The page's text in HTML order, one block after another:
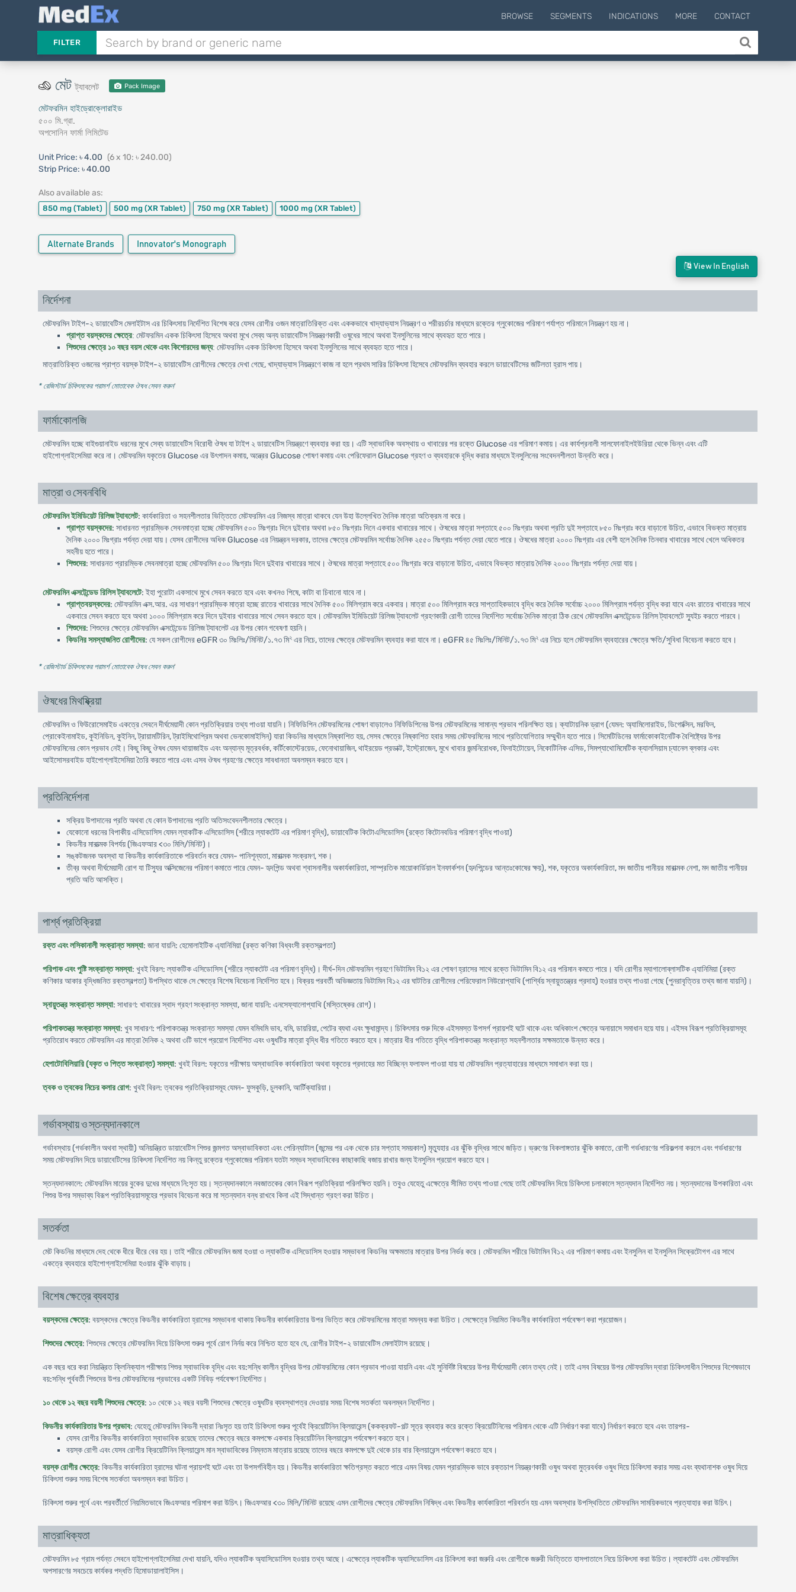
BROWSE SEGMENTS INDICATIONS MORE CONTACT
FILTER
মেটট্যাবলেট Pack Image
মেটফরমিন হাইড্রোক্লোরাইড
৫০০ মি.গ্রা.
অপসোনিন ফার্মা লিমিটেড
Unit Price: ৳ 4.00 (6 x 10: ৳ 240.00)
Strip Price: ৳ 40.00
Also available as:
850 mg (Tablet) 500 mg (XR Tablet) 750 mg (XR Tablet) 1000 mg (XR Tablet)
Alternate Brands Innovator's Monograph
View In English
নির্দেশনা
মেটফরমিন টাইপ-২ ডায়াবেটিস মেলাইটাস এর চিকিৎসায় নির্দেশিত বিশেষ করে যেসব রোগীর ওজন মাত্রাতিরিক্ত এবং এককভাবে খাদ্যাভ্যাস নিয়ন্ত্রণ ও শরীরচর্চার মাধ্যমে রক্তের গ্লুকোজের পরিমাণ পর্যাপ্ত পরিমানে নিয়ন্ত্রণ হয় না।
প্রাপ্ত বয়স্কদের ক্ষেত্রে: মেটফরমিনএকক চিকিৎসা হিসেবে অথবা মুখে সেব্য অন্য ডায়াবেটিস নিয়ন্ত্রণকারী ওষুধের সাথে অথবা ইনসুলিনের সাথে ব্যবহৃত হতে পারে।
শিশুদের ক্ষেত্রে ১০ বছর বয়স থেকে এবং কিশোরদের জন্য: মেটফরমিনএকক চিকিৎসা হিসেবে অথবা ইনসুলিনের সাথে ব্যবহৃত হতে পারে।
মাত্রাতিরিক্তওজনের প্রাপ্ত বয়স্ক টাইপ-২ ডায়াবেটিস রোগীদের ক্ষেত্রে দেখা গেছে, খাদ্যাভ্যাস নিয়ন্ত্রণে কাজ না হলে প্রথম সারির চিকিৎসা হিসেবে মেটফরমিন ব্যবহার করলে ডায়াবেটিসের জটিলতা হ্রাস পায়।
* রেজিস্টার্ড চিকিৎসকের পরামর্শ মোতাবেক ঔষধ সেবন করুন'
ফার্মাকোলজি
মেটফরমিন হচ্ছে বাইগুয়ানাইড ধরনের মুখে সেব্য ডায়াবেটিস বিরোধী ঔষধ যা টাইপ ২ ডায়াবেটিস নিয়ন্ত্রণে ব্যবহার করা হয়। এটি স্বাভাবিক অবস্থায় ও খাবারের পর রক্তে Glucose এর পরিমাণ কমায়। এর কার্যপ্রনালী সালফোনাইলইউরিয়া থেকে ভিন্ন এবং এটি
হাইপোগ্লাইসেমিয়া করে না। মেটফরমিন যকৃতের Glucose এর উৎপাদন কমায়, অন্ত্রের Glucose শোষণ কমায় এবং পেরিফেরাল Glucose গ্রহণ ও ব্যবহারকে বৃদ্ধি করার মাধ্যমে ইনসুলিনের সংবেদনশীলতা উন্নতি করে।
মাত্রা ও সেবনবিধি
মেটফরমিন ইমিডিয়েট রিলিজ ট্যাবলেট: কার্যকারিতা ও সহনশীলতার ভিত্তিতে মেটফরমিন এর নিজস্ব মাত্রা থাকবে যেন উহা উল্লে­খিত দৈনিক মাত্রা অতিক্রম না করে।
প্রাপ্ত বয়স্কদের: সাধারনত প্রারম্ভিক সেবনমাত্রা হচ্ছে মেটফরমিন ৫০০ মিঃগ্রাঃ দিনে দুইবার অথবা ৮৫০ মিঃগ্রাঃ দিনে একবার খাবারের সাথে। ঔষধের মাত্রা সপ্তাহে ৫০০ মিঃগ্রাঃ অথবা প্রতি দুই সপ্তাহে ৮৫০ মিঃগ্রাঃ করে বাড়ানো উচিত, এভাবে বিভক্ত মাত্রায়
দৈনিক ২০০০ মিঃগ্রাঃ পর্যন্ত দেয়া যায়। যেসব রোগীদের অধিক Glucose এর নিয়ন্ত্রন দরকার, তাদের ক্ষেত্রে মেটফরমিন সর্বোচ্চ দৈনিক ২৫৫০ মিঃগ্রাঃ পর্যন্ত দেয়া যেতে পারে। ঔষধের মাত্রা ২০০০ মিঃগ্রাঃ এর বেশী হলে দৈনিক তিনবার খাবারের সাথে খেলে অধিকতর
সহনীয় হতে পারে।
শিশুদের: সাধারনত প্রারম্ভিক সেবনমাত্রা হচ্ছে মেটফরমিন ৫০০ মিঃগ্রাঃ দিনে দুইবার খাবারের সাথে। ঔষধের মাত্রা সপ্তাহে ৫০০ মিঃগ্রাঃ করে বাড়ানো উচিত, এভাবে বিভক্ত মাত্রায় দৈনিক ২০০০ মিঃগ্রাঃ পর্যন্ত দেয়া যায়।
মেটফরমিন এক্সটেন্ডেড রিলিস ট্যাবলেটে: ইহা পুরোটা একসাথে মুখে সেবন করতে হবে এবং কখনও পিষে, কাটা বা চিবানো যাবে না।
প্রাপ্তবয়স্কদের: মেটফরমিন এক্স.আর. এর সাধারণ প্রারম্ভিক মাত্রা হচ্ছে রাতের খাবারের সাথে দৈনিক ৫০০ মিলিগ্রাম করে একবার। মাত্রা ৫০০ মিলিগ্রাম করে সাপ্তাহিকভাবে বৃদ্ধি করে দৈনিক সর্বোচ্চ ২০০০ মিলিগ্রাম পর্যন্ত বৃদ্ধি করা যাবে এবং রাতের খাবারের সাথে
একবারে সেবন করতে হবে অথবা ১০০০ মিলিগ্রাম করে দিনে দুইবার খাবারের সাথে সেবন করতে হবে। মেটফরমিন ইমিডিয়েট রিলিজ ট্যাবলেট গ্রহণকারী রোগী তাদের নির্দেশিত সর্বোচ্চ দৈনিক মাত্রা ঠিক রেখে মেটফরমিন এক্সটেন্ডেড রিলিস ট্যাবলেটে স্যুইচ করতে পারবে।
শিশুদের: শিশুদের ক্ষেত্রে মেটফরমিন এক্সটেন্ডেড রিলিজ ট্যাবলেট এর উপর কোন গবেষণা হয়নি।
কিডনির সমস্যাজনিত রোগীদের: যে সকল রোগীদের eGFR ৩০ মিঃলিঃ/মিনিট/১.৭৩ মি২এর নিচে, তাদের ক্ষেত্রে মেটফরমিন ব্যবহার করা যাবে না। eGFR ৪৫ মিঃলিঃ/মিনিট/১.৭৩ মি২এর নিচে হলে মেটফরমিন ব্যবহারের ক্ষেত্রে ক্ষতি/সুবিধা বিবেচনা করতে হবে।
* রেজিস্টার্ড চিকিৎসকের পরামর্শ মোতাবেক ঔষধ সেবন করুন'
ঔষধের মিথষ্ক্রিয়া
মেটফরমিন ও ফিউরোসেমাইড একত্রে সেবনে দীর্ঘমেয়াদী কোন প্রতিক্রিয়ার তথ্য পাওয়া যায়নি। নিফিডিপিন মেটফরমিনের শোষণ বাড়ালেও নিফিডিপিনের উপর মেটফরমিনের সামান্য প্রভাব পরিলক্ষিত হয়। ক্যাটায়নিক ড্রাগ (যেমন: অ্যামিলোরাইড, ডিগোক্সিন, মরফিন,
প্রোকেইনামাইড, কুইনিডিন, কুইনিন, ট্রায়ামটিরিন, ট্রাইমিথোপ্রিম অথবা ভেনকোমাইসিন) যারা কিডনির মাধ্যমে নিষ্কাশিত হয়, সেসব ক্ষেত্রে নিষ্কাশিত হবার সময় মেটফরমিনের সাথে প্রতিযোগিতার সম্মুখীন হতে পারে। সিমেটিডিনের ফার্মাকোকাইনেটিক বৈশিষ্ট্যের উপর
মেটফরমিনের কোন প্রভাব নেই। কিছু কিছু ঔষধ যেমন থায়াজাইড এবং অন্যান্য মূত্রবর্ধক, কর্টিকোস্টেরয়েড, ফেনোথায়াজিন, থাইরয়েড প্রডাক্ট, ইস্ট্রোজেন, মুখে খাবার জন্মনিরোধক, ফিনাইটোয়েন, নিকোটিনিক এসিড, সিমপ্যাথোমিমেটিক ক্যালসিয়াম চ্যানেল ব্লকার এবং
আইসোসরবাইড হাইপোগ্লাইসেমিয়া তৈরি করতে পারে এবং এসব ঔষধ গ্রহণের ক্ষেত্রে সাবধানতা অবলম্বন করতে হবে।
প্রতিনির্দেশনা
সক্রিয় উপাদানের প্রতি অথবা যে কোন উপাদানের প্রতি অতিসংবেদনশীলতার ক্ষেত্রে।
যেকোনো ধরনের বিপাকীয় এসিডোসিস যেমন ল্যাকটিক এসিডোসিস (শরীরে ল্যাকটেট এর পরিমাণ বৃদ্ধি), ডায়াবেটিক কিটোএসিডোসিস (রক্তে কিটোনবডির পরিমাণ বৃদ্ধি পাওয়া)
কিডনীর মারাত্মক বিপর্যয় (জিএফআর <৩০ মিলি/মিনিট)।
সঙ্কটজনক অবস্থা যা কিডনীর কার্যকারিতাকে পরিবর্তন করে যেমন- পানিশূন্যতা, মারাত্মক সংক্রমণ, শক।
তীব্র অথবা দীর্ঘমেয়াদী রোগ যা টিস্যুর অক্সিজেনের পরিমাণ কমাতে পারে যেমন- হৃদপিন্ড অথবা শ্বাসনালীর অকার্যকারিতা, সাম্প্রতিক মায়োকার্ডিয়াল ইনফার্কশন (হৃদপিন্ডের আন্তঃকোষের ক্ষয়), শক, যকৃতের অকার্যকারিতা, মদ জাতীয় পানীয়র মারাত্মক নেশা, মদ জাতীয় পানীয়র
প্রতি অতি আসক্তি।
পার্শ্ব প্রতিক্রিয়া
রক্ত এবং লসিকানালী সংক্রান্ত সমস্যা: জানা যায়নি: হেমোলাইটিক এ্যানিমিয়া (রক্ত কণিকা বিধ্বংসী রক্তস্বল্পতা)
পরিপাক এবং পুষ্টি সংক্রান্ত সমস্যা: খুবই বিরল: ল্যাকটিক এসিডোসিস (শরীরে ল্যাকটেট এর পরিমাণ বৃদ্ধি)। দীর্ঘ-দিন মেটফরমিন গ্রহণে ভিটামিন বি১২ এর শোষণ হ্রাসের সাথে রক্তে ভিটামিন বি১২ এর পরিমান কমতে পারে। যদি রোগীর ম্যাগালোব্লাসটিক এ্যানিমিয়া (রক্ত
কণিকার আকার বৃদ্ধিজনিত রক্তস্বল্পতা) উপস্থিত থাকে সে ক্ষেত্রে বিশেষ বিবেচনা নির্দেশিত হবে। বিক্রয় পরবর্তী অভিজ্ঞতায় ভিটামিন বি১২ এর ঘাটতির রোগীদের পেরিফেরাল নিউরোপ্যাথি (পার্শ্বিয় স্নায়ুতন্ত্রের প্রদাহ) হওয়ার তথ্য পাওয়া গেছে (পুনরাবৃত্তির তথ্য জানা যায়নি)।
স্নায়ুতন্ত্র সংক্রান্ত সমস্যা: সাধারণ: খাবারের স্বাদ গ্রহণ সংক্রান্ত সমস্যা, জানা যায়নি: এনসেফ্যালোপ্যাথি (মস্তিষ্কের রোগ)।
পরিপাকতন্ত্র সংক্রান্ত সমস্যা: খুব সাধারণ: পরিপাকতন্ত্র সংক্রান্ত সমস্যা যেমন বমিবমি ভাব, বমি, ডায়রিয়া, পেটের ব্যথা এবং ক্ষুধামান্দ্য। চিকিৎসার শুরু দিকে এইসমস্ত উপসর্গ প্রায়শই ঘটে থাকে এবং অধিকাংশ ক্ষেত্রে অনায়াসে সমাধান হয়ে যায়। এইসব বিরূপ প্রতিক্রিয়াসমূহ
প্রতিরোধ করতে মেটফরমিন এর মাত্রা দৈনিক ২ অথবা ৩টি ভাগে প্রয়োগ নির্দেশিত এবং ওষুধটির মাত্রা বৃদ্ধি ধীর গতিতে করতে হবে। মাত্রার ধীর গতিতে বৃদ্ধি পরিপাকতন্ত্র সংক্রান্ত সহনশীলতার সক্ষমতাকে উন্নত করে।
হেপাটোবিলিয়ারি (যকৃত ও পিত্ত সংক্রান্ত) সমস্যা: খুবই বিরল: যকৃতের পরীক্ষায় অস্বাভাবিক কার্যকারিতা অথবা যকৃতের প্রদাহের মত বিচ্ছিন্ন ফলাফল পাওয়া যায় যা মেটফরমিন প্রত্যাহারের মাধ্যমে সমাধান করা হয়।
ত্বক ও ত্বকের নিচের কলার রোগ: খুবই বিরল: ত্বকের প্রতিক্রিয়াসমূহ যেমন- ফুসকুড়ি, চুলকানি, আর্টিক্যারিয়া।
গর্ভাবস্থায় ও স্তন্যদানকালে
গর্ভাবস্থায় (গর্ভকালীন অথবা স্থায়ী) অনিয়ন্ত্রিত ডায়াবেটিস শিশুর জন্মগত অস্বাভাবিকতা এবং পেরিন্যাটাল (জন্মের পর এক থেকে চার সপ্তাহ সময়কাল) মৃত্যুহার এর ঝুঁকি বৃদ্ধির সাথে জড়িত। ভ্রুণের বিকলাঙ্গতার ঝুঁকি কমাতে, রোগী গর্ভধারণের পরিকল্পনা করলে এবং গর্ভধারণের
সময় মেটফরমিন দিয়ে ডায়াবেটিসের চিকিৎসা নির্দেশিত নয় কিন্তু রক্তের গ্লুকোজের পরিমান যতটা সম্ভব স্বাভাবিকের কাছাকাছি বজায় রাখার জন্য ইনসুলিন প্রয়োগ করতে হবে।
স্তন্যদানকালে: মেটফরমিন মায়ের বুকের দুধের মাধ্যমে নি:সৃত হয়। স্তন্যদানকালে নবজাতকের কোন বিরূপ প্রতিক্রিয়া পরিলক্ষিত হয়নি। তবুও যেহেতু এক্ষেত্রে সীমিত তথ্য পাওয়া গেছে তাই মেটফরমিন দিয়ে চিকিৎসা চলাকালে স্তন্যদান নির্দেশিত নয়। স্তন্যদানের উপকারিতা এবং
শিশুর উপর সম্ভাব্য বিরূপ প্রতিক্রিয়াসমূহের প্রভাব বিবেচনা করে মা স্তন্যদান বন্ধ রাখবে কিনা এই সিদ্ধান্ত গ্রহণ করা উচিত।
সতর্কতা
মেট কিডনির মাধ্যমে দেহ থেকে ধীরে ধীরে বের হয়। তাই শরীরে মেটফরমিন জমা হওয়া ও ল্যাকটিক এসিডোসিস হওয়ার সম্ভাবনা কিডনির অক্ষমতার মাত্রার উপর নির্ভর করে। মেটফরমিন শরীরে ভিটামিন বি১২ এর পরিমাণ কমায় এবং ইনসুলিন বা ইনসুলিন সিক্রেটোগগ এর সাথে
একত্রে ব্যবহারে হাইপোগ্লাইসেমিয়া হওয়ার ঝুঁকি বাড়ায়।
বিশেষ ক্ষেত্রে ব্যবহার
বয়স্কদের ক্ষেত্রে: বয়স্কদের ক্ষেত্রে কিডনীর কার্যকারিতা হ্রাসের সম্ভাবনা থাকায় কিডনীর কার্যকারিতার উপর ভিত্তি করে মেটফরমিনের মাত্রা সমন্বয় করা উচিত। সেক্ষেত্রে নিয়মিত কিডনীর কার্যকারিতা পর্যবেক্ষণ করা প্রয়োজন।
শিশুদের ক্ষেত্রে: শিশুদের ক্ষেত্রে মেটফরমিন দিয়ে চিকিৎসা শুরুর পূর্বে রোগ নির্নয় করে নিশ্চিত হতে হবে যে, রোগীর টাইপ-২ ডায়াবেটিস মেলাইটাস রয়েছে।
এক বছর ধরে করা নিয়ন্ত্রিত ক্লিনিক্যাল পরীক্ষায় শিশুর স্বাভাবিক বৃদ্ধি এবং বয়:সন্ধি কালীন বৃদ্ধির উপর মেটফরমিনের কোন প্রভাব পাওয়া যায়নি এবং এই সুনির্দিষ্ট বিষয়ের উপর দীর্ঘমেয়াদী কোন তথ্য নেই। তাই এসব বিষয়ের উপর মেটফরমিন দ্বারা চিকিৎসাধীন শিশুদের বিশেষভাবে
বয়:সন্ধি পূর্ববর্তী শিশুদের উপর মেটফরমিনের প্রভাবের একটি নিবিড় পর্যবেক্ষণ নির্দেশিত।
১০ থেকে ১২ বছর বয়সী শিশুদের ক্ষেত্রে: ১০ থেকে ১২ বছর বয়সী শিশুদের ক্ষেত্রে ওষুধটির ব্যবস্থাপত্র দেওয়ার সময় বিশেষ সতর্কতা অবলম্বন নির্দেশিত।
কিডনীর কার্যকারিতার উপর প্রভাব: যেহেতু মেটফরমিন কিডনী দ্বারা নিঃসৃত হয় তাই চিকিৎসা শুরুর পূর্বেই ক্রিয়েটিনিন ক্লিয়ারেন্স (ককক্রফট-গল্ট সূত্র ব্যবহার করে রক্তে ক্রিয়েটিনিনের পরিমান থেকে এটি নির্ধারণ করা যাবে) নির্ধারণ করতে হবে এবং তারপর-
যেসব রোগীর কিডনীর কার্যকারিতা স্বাভাবিক রয়েছে তাদের ক্ষেত্রে বছরে কমপক্ষে একবার ক্রিয়েটিনিন ক্লিয়ারেন্স পর্যবেক্ষণ করতে হবে।
বয়স্ক রোগী এবং যেসব রোগীর ক্রিয়েটিনিন ক্লিয়ারেন্স মান স্বাভাবিকের নিম্নতম মাত্রায় রয়েছে তাদের বছরে কমপক্ষে দুই থেকে চার বার ক্লিয়ারেন্স পর্যবেক্ষণ করতে হবে।
বয়স্ক রোগীর ক্ষেত্রে: কিডনীর কার্যকারিতা হ্রাসের ঘটনা প্রায়শই ঘটে এবং তা উপসর্গবিহীন হয়। কিডনীর কার্যকারিতা ক্ষতিগ্রস্ত করতে পারে এমন বিষয় যেমন প্রারম্ভিক ভাবে রক্তচাপ নিয়ন্ত্রণকারী ওষুধ অথবা মুত্রবর্ধক ওষুধ দিয়ে চিকিৎসা করার সময় এবং ব্যথানাশক ওষুধ দিয়ে
চিকিৎসা শুরুর সময় বিশেষ সতর্কতা অবলম্বন করা উচিত।
চিকিৎসা শুরুর পূর্বে এবং পরবর্তীর্তে নিয়মিতভাবে জিএফআর পরিমাপ করা উচিৎ। জিএফআর <৩০ মিলি/মিনিট রয়েছে এমন রোগীদের ক্ষেত্রে মেটফরমিন নিষিদ্ধ এবং কিডনীর কার্যকারিতা পরিবর্তন হয় এমন অবস্থার উপস্থিতিতে মেটফরমিন সাময়িকভাবে প্রত্যাহার করা উচিৎ।
মাত্রাধিক্যতা
মেটফরমিন ৮৫ গ্রাম পর্যন্ত সেবনে হাইপোগ্লাইসেমিয়া দেখা যায়নি, যদিও ল্যাকটিক অ্যাসিডোসিস হওয়ার তথ্য আছে। এক্ষেত্রে ল্যাকটিক অ্যাসিডোসিস এর চিকিৎসা করা জরুরি এবং রোগীকে জরুরী ভিত্তিতে হাসপাতালে নিয়ে চিকিৎসা করা উচিত। ল্যাকটেট এবং মেটফরমিন
অপসারণের সবচেয়ে কার্যকর পদ্ধতি হিমোডায়ালাইসিস।